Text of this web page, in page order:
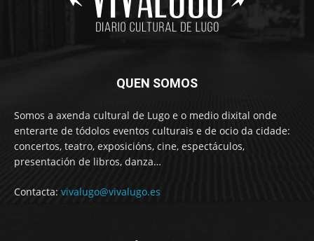
QUEN SOMOS
Somos a axenda cultural de Lugo e o medio dixital onde
enterarte de tódolos eventos culturais e de ocio da cidade:
concertos, teatro, exposicións, cine, espectáculos,
presentación de libros, danza…
Contacta: vivalugo@vivalugo.es